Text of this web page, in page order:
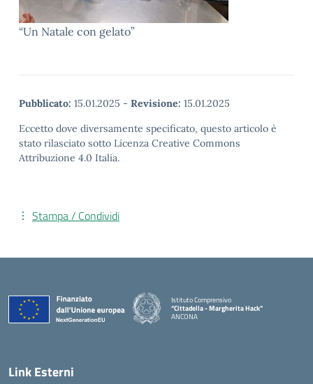
“Un Natale con gelato”
Pubblicato: 15.01.2025 - Revisione: 15.01.2025
Eccetto dove diversamente specificato, questo articolo è
stato rilasciato sotto Licenza Creative Commons
Attribuzione 4.0 Italia.
Stampa / Condividi
Istituto Comprensivo
“Cittadella - Margherita Hack”
ANCONA
Link Esterni